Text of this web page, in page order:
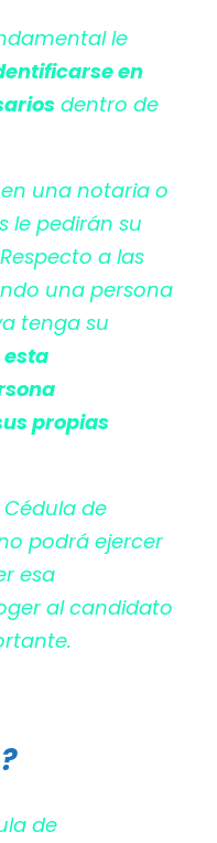
le
en
dentro de
una notaria o
le pedirán su
a las
una persona
tenga su
esta
propias
de
podrá ejercer
esa
al candidato
de